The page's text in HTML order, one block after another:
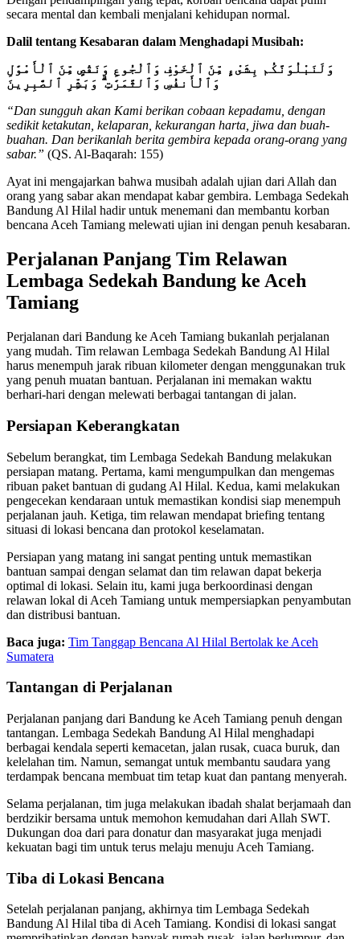
secara mental dan kembali menjalani kehidupan normal.
Dalil tentang Kesabaran dalam Menghadapi Musibah:
وَلَنَبْلُوَنَّكُم بِشَىْءٍ مِّنَ ٱلْخَوْفِ وَٱلْجُوعِ وَنَقْصٍ مِّنَ ٱلْأَمْوَٰلِ
وَٱلْأَنفُسِ وَٱلثَّمَرَٰتِ ۗ وَبَشِّرِ ٱلصَّٰبِرِينَ
“Dan sungguh akan Kami berikan cobaan kepadamu, dengan
sedikit ketakutan, kelaparan, kekurangan harta, jiwa dan buah-
buahan. Dan berikanlah berita gembira kepada orang-orang yang
sabar.” (QS. Al-Baqarah: 155)
Ayat ini mengajarkan bahwa musibah adalah ujian dari Allah dan
orang yang sabar akan mendapat kabar gembira. Lembaga Sedekah
Bandung Al Hilal hadir untuk menemani dan membantu korban
bencana Aceh Tamiang melewati ujian ini dengan penuh kesabaran.
Perjalanan Panjang Tim Relawan
Lembaga Sedekah Bandung ke Aceh
Tamiang
Perjalanan dari Bandung ke Aceh Tamiang bukanlah perjalanan
yang mudah. Tim relawan Lembaga Sedekah Bandung Al Hilal
harus menempuh jarak ribuan kilometer dengan menggunakan truk
yang penuh muatan bantuan. Perjalanan ini memakan waktu
berhari-hari dengan melewati berbagai tantangan di jalan.
Persiapan Keberangkatan
Sebelum berangkat, tim Lembaga Sedekah Bandung melakukan
persiapan matang. Pertama, kami mengumpulkan dan mengemas
ribuan paket bantuan di gudang Al Hilal. Kedua, kami melakukan
pengecekan kendaraan untuk memastikan kondisi siap menempuh
perjalanan jauh. Ketiga, tim relawan mendapat briefing tentang
situasi di lokasi bencana dan protokol keselamatan.
Persiapan yang matang ini sangat penting untuk memastikan
bantuan sampai dengan selamat dan tim relawan dapat bekerja
optimal di lokasi. Selain itu, kami juga berkoordinasi dengan
relawan lokal di Aceh Tamiang untuk mempersiapkan penyambutan
dan distribusi bantuan.
Baca juga: Tim Tanggap Bencana Al Hilal Bertolak ke Aceh
Sumatera
Tantangan di Perjalanan
Perjalanan panjang dari Bandung ke Aceh Tamiang penuh dengan
tantangan. Lembaga Sedekah Bandung Al Hilal menghadapi
berbagai kendala seperti kemacetan, jalan rusak, cuaca buruk, dan
kelelahan tim. Namun, semangat untuk membantu saudara yang
terdampak bencana membuat tim tetap kuat dan pantang menyerah.
Selama perjalanan, tim juga melakukan ibadah shalat berjamaah dan
berdzikir bersama untuk memohon kemudahan dari Allah SWT.
Dukungan doa dari para donatur dan masyarakat juga menjadi
kekuatan bagi tim untuk terus melaju menuju Aceh Tamiang.
Tiba di Lokasi Bencana
Setelah perjalanan panjang, akhirnya tim Lembaga Sedekah
Bandung Al Hilal tiba di Aceh Tamiang. Kondisi di lokasi sangat